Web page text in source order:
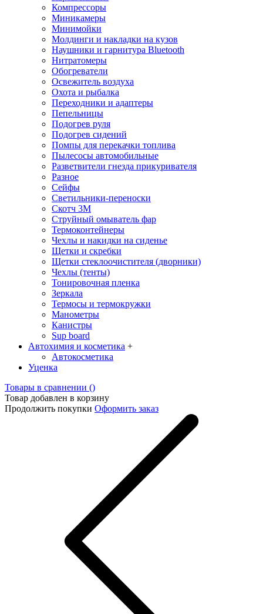
Компрессоры
Миникамеры
Минимойки
Молдинги и накладки на кузов
Наушники и гарнитура Bluetooth
Нитратомеры
Обогреватели
Освежитель воздуха
Охота и рыбалка
Переходники и адаптеры
Пепельницы
Подогрев руля
Подогрев сидений
Помпы для перекачки топлива
Пылесосы автомобильные
Разветвители гнезда прикуривателя
Разное
Сейфы
Светильники-переноски
Скотч 3М
Струйный омыватель фар
Термоконтейнеры
Чехлы и накидки на сиденье
Щетки и скребки
Щетки стеклоочистителя (дворники)
Чехлы (тенты)
Тонировочная пленка
Зеркалa
Термосы и термокружки
Манометры
Канистры
Sup board
Автохимия и косметика +
Автокосметика
Уценка
Товары в сравнении ()
Товар добавлен в корзину
Продолжить покупки Оформить заказ